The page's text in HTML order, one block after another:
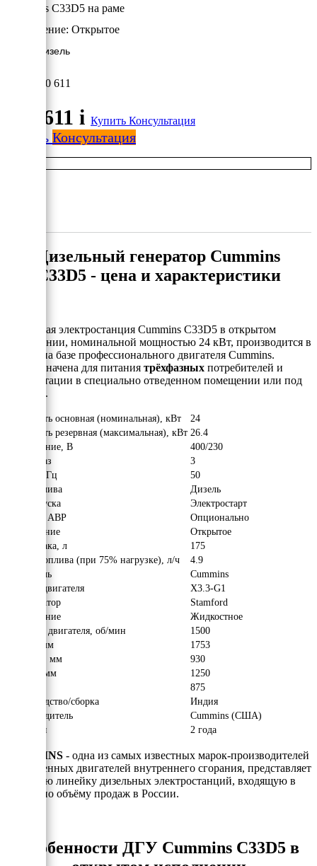
Cummins C33D5 на раме
Исполнение: Открытое
24 кВт/Дизель
960 611
960 611 i Купить Консультация
Купить Консультация
Дизельный генератор Cummins
C33D5 - цена и характеристики
Дизельная электростанция Cummins C33D5 в открытом
исполнении, номинальной мощностью 24 кВт, производится в
Индии на базе профессионального двигателя Cummins.
Предназначена для питания трёхфазных потребителей и
эксплуатации в специально отведенном помещении или под
навесом.
Мощность основная (номинальная), кВт
24
Мощность резервная (максимальная), кВт 26.4
Напряжение, В
400/230
Число фаз
3
Частота, Гц
50
Вид топлива
Дизель
Тип запуска
Электростарт
Наличие АВР
Опционально
Исполнение
Открытое
Объём бака, л
175
Расход топлива (при 75% нагрузке), л/ч
4.9
Двигатель
Cummins
Модель двигателя
X3.3-G1
Альтернатор
Stamford
Охлаждение
Жидкостное
Обороты двигателя, об/мин
1500
Длина, мм
1753
Ширина, мм
930
Высота, мм
1250
875
Производство/сборка
Индия
Производитель
Cummins (США)
Гарантия
2 года
CUMMINS - одна из самых известных марок-производителей
одноименных двигателей внутреннего сгорания, представляет
Вам свою линейку дизельных электростанций, входящую в
ТОП-3 по объёму продаж в России.
Особенности ДГУ Cummins C33D5 в